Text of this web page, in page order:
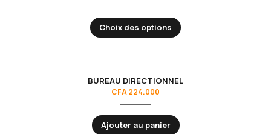
Choix des options
BUREAU DIRECTIONNEL
CFA224.000
Ajouter au panier